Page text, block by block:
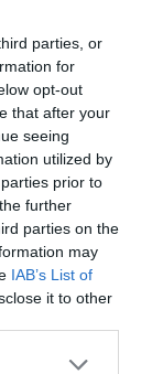
parties, or
for
opt-out
that after your
seeing
utilized by
prior to
further
parties on the
may
IAB’s List of
it to other
more Google